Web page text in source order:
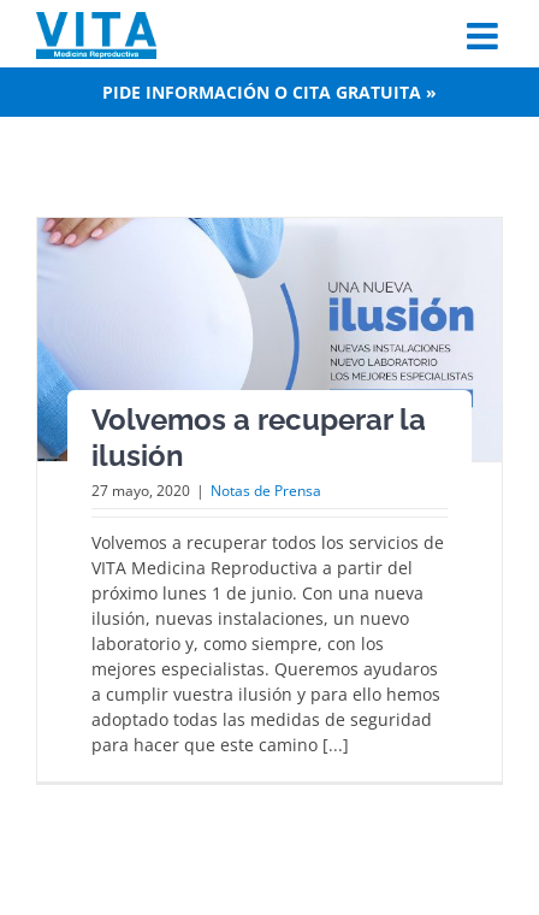
content
PIDE INFORMACIÓN O CITA GRATUITA »
Volvemos a recuperar la
ilusión
27 mayo, 2020 | Notas de Prensa
Volvemos a recuperar todos los servicios de
VITA Medicina Reproductiva a partir del
próximo lunes 1 de junio. Con una nueva
ilusión, nuevas instalaciones, un nuevo
laboratorio y, como siempre, con los
mejores especialistas. Queremos ayudaros
a cumplir vuestra ilusión y para ello hemos
adoptado todas las medidas de seguridad
para hacer que este camino [...]